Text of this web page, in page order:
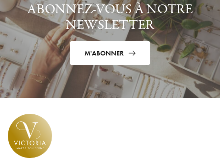
ABONNEZ-VOUS À NOTRE
NEWSLETTER
M'ABONNER